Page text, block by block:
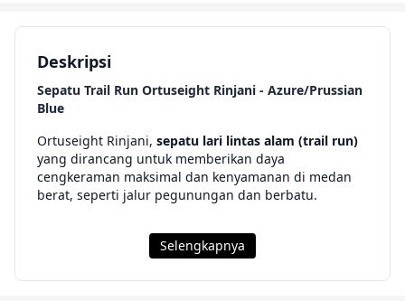
Deskripsi
Sepatu Trail Run Ortuseight Rinjani - Azure/Prussian
Blue
Ortuseight Rinjani, sepatu lari lintas alam (trail run)
yang dirancang untuk memberikan daya
cengkeraman maksimal dan kenyamanan di medan
berat, seperti jalur pegunungan dan berbatu.
Selengkapnya